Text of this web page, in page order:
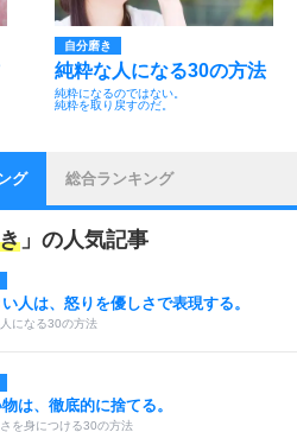
自分磨き
純粋な人になる30の方法
純粋になるのではない。
純粋を取り戻すのだ。
グ 総合ランキング
」の人気記事
人は、怒りを優しさで表現する。
になる30の方法
は、徹底的に捨てる。
を身につける30の方法